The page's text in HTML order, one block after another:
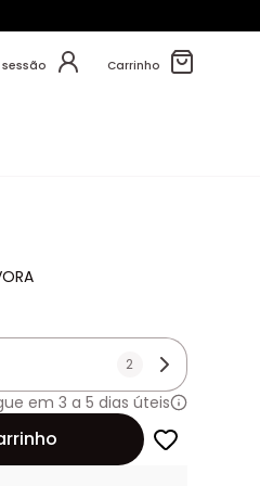
Carrinho
2
em 3 a 5 dias úteis